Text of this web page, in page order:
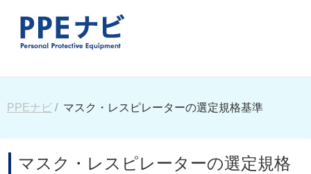
PPEナビ マスク・レスピレーターの選定規格基準
マスク・レスピレーターの選定規格